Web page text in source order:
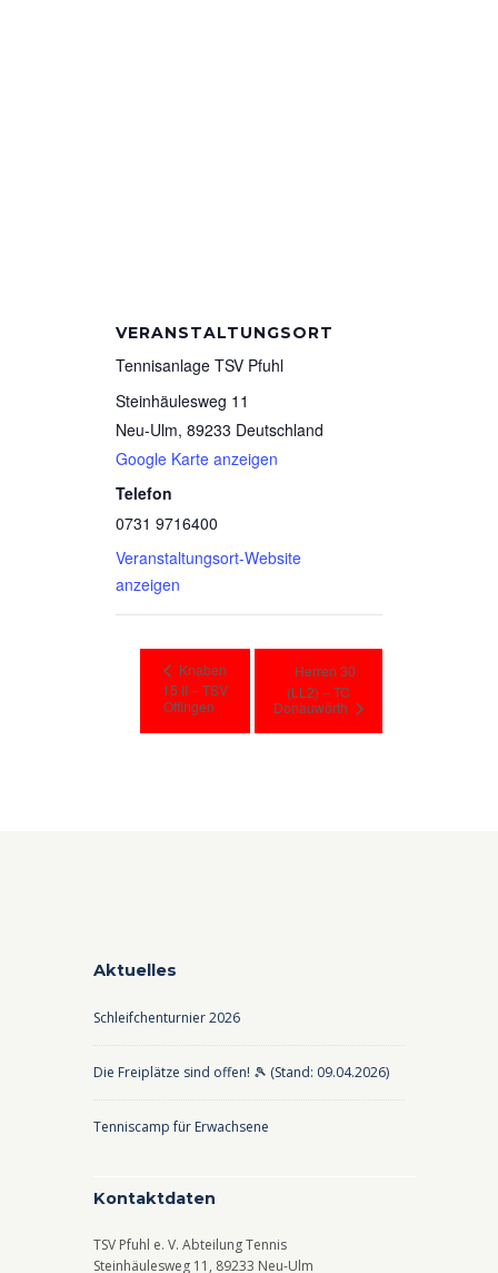
VERANSTALTUNGSORT
Tennisanlage TSV Pfuhl
Steinhäulesweg 11
Neu-Ulm, 89233 Deutschland
Google Karte anzeigen
Telefon
0731 9716400
Veranstaltungsort-Website
anzeigen
Knaben
15 II – TSV
Offingen
Herren 30
(LL2) – TC
Donauwörth
Aktuelles
Schleifchenturnier 2026
Die Freiplätze sind offen! 🎾 (Stand: 09.04.2026)
Tenniscamp für Erwachsene
Kontaktdaten
TSV Pfuhl e. V. Abteilung Tennis
Steinhäulesweg 11, 89233 Neu-Ulm